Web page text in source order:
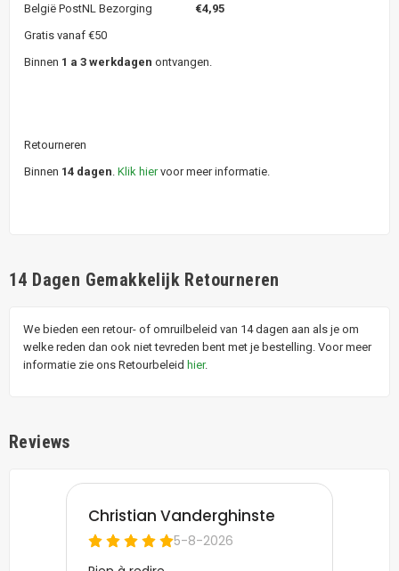
België PostNL Bezorging €4,95
Gratis vanaf €50
Binnen 1 a 3 werkdagen ontvangen.
Retourneren
Binnen 14 dagen Klik hiervoor meer informatie.
14 Dagen Gemakkelijk Retourneren
We bieden een retour- of omruilbeleid van 14 dagen aan als je om
welke reden dan ook niet tevreden bent met je bestelling. Voor meer
informatie zie ons Retourbeleid hier.
Reviews